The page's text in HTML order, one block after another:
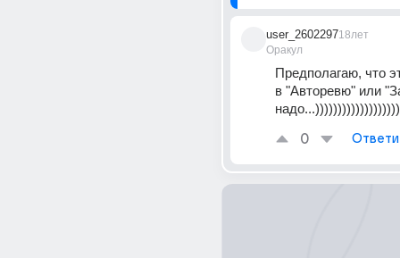
user_2602297
Оракул
18лет
Предполагаю, что
в "Авторевю" или
0